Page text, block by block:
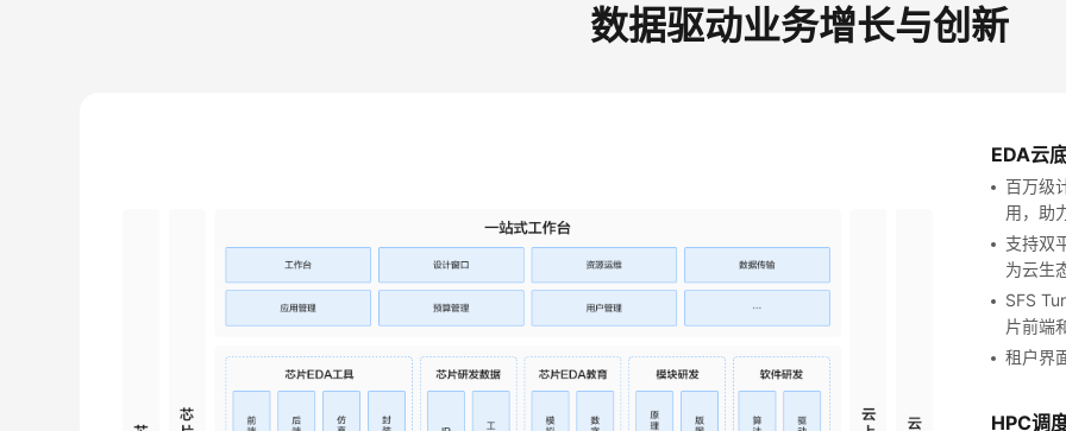
数据驱动业务增长与创新
EDA云
百万级
用，助
支持双
为云生
SFS
片前端
租户界
HPC调